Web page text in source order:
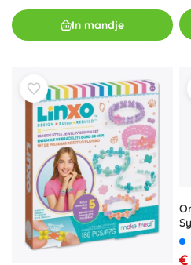
In mandje
€